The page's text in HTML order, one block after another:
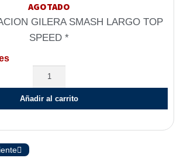
AGOTADO
GILERA SMASH LARGO TOP
SPEED *
Añadir al carrito